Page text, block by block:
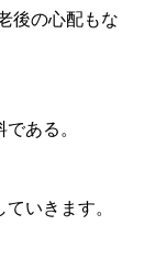
後の心配もな
ある。
いきます。